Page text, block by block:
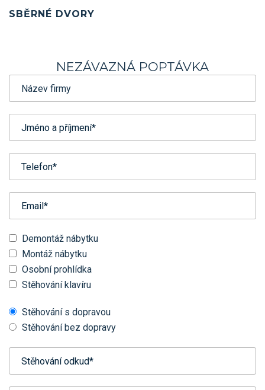
SBĚRNÉ DVORY
NEZÁVAZNÁ POPTÁVKA
Demontáž nábytku
Montáž nábytku
Osobní prohlídka
Stěhování klavíru
Stěhování s dopravou
Stěhování bez dopravy